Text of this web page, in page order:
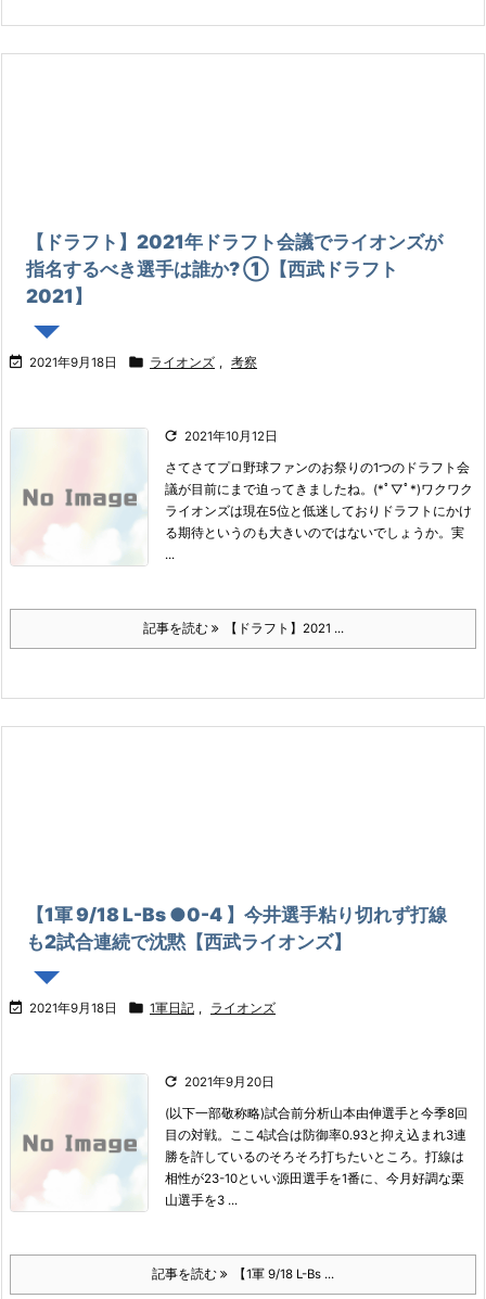
【ドラフト】2021年ドラフト会議でライオンズが
指名するべき選手は誰か? ①【西武ドラフト
2021】
 2021年9月18日  ライオンズ , 考察
 2021年10月12日
さてさてプロ野球ファンのお祭りの1つのドラフト会
議が目前にまで迫ってきましたね。 (*ﾟ▽ﾟ*)ワクワク
ライオンズは現在5位と低迷しておりドラフトにかけ
る期待というのも大きいのではないでしょうか。 実
...
記事を読む 【ドラフト】2021 ...
【1軍 9/18 L-Bs ●0-4 】今井選手粘り切れず打線
も2試合連続で沈黙【西武ライオンズ】
 2021年9月18日  1軍日記 , ライオンズ
 2021年9月20日
(以下一部敬称略)試合前分析山本由伸選手と今季8回
目の対戦。ここ4試合は防御率0.93と抑え込まれ3連
勝を許しているのそろそろ打ちたいところ。 打線は
相性が23-10といい源田選手を1番に、今月好調な栗
山選手を3 ...
記事を読む 【1軍 9/18 L-Bs ...